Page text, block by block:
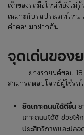
เจ้าของรถมือใหม่ที่ยังไม่
เหมาะกับรถประเภทไหน
คำตอบมาฝากกัน
จุดเด่นของ
ยางรถยนต์ขอบ 18 นั้
สามารถตอบโจทย์ผู้ใช้รถ
ยึดเกาะถนนได้ดีขึ้น ย
เกาะถนนได้ดี ช่วยให้
ประสิทธิภาพและปลอ